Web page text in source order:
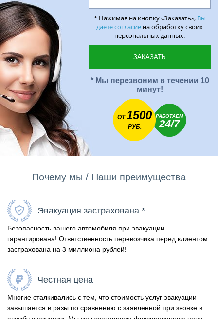
* Нажимая на кнопку «Заказать», Вы
даёте согласие на обработку своих
персональных данных.
* Мы перезвоним в течении 10
минут!
ОТ1500
РУБ.
РАБОТАЕМ
24/7
Почему мы / Наши преимущества
Эвакуация застрахована *
Безопасность вашего автомобиля при эвакуации
гарантирована! Ответственность перевозчика перед клиентом
застрахована на 3 миллиона рублей!
Честная цена
Многие сталкивались с тем, что стоимость услуг эвакуации
завышается в разы по сравнению с заявленной при звонке в